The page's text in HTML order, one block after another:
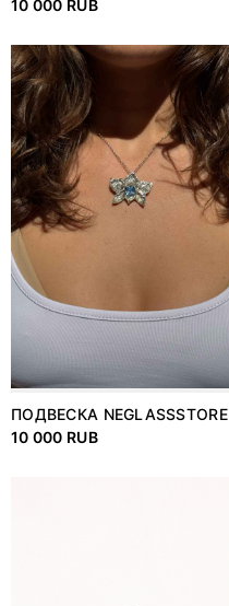
10 000 RUB
ПОДВЕСКА NEGLASSSTORE
10 000 RUB